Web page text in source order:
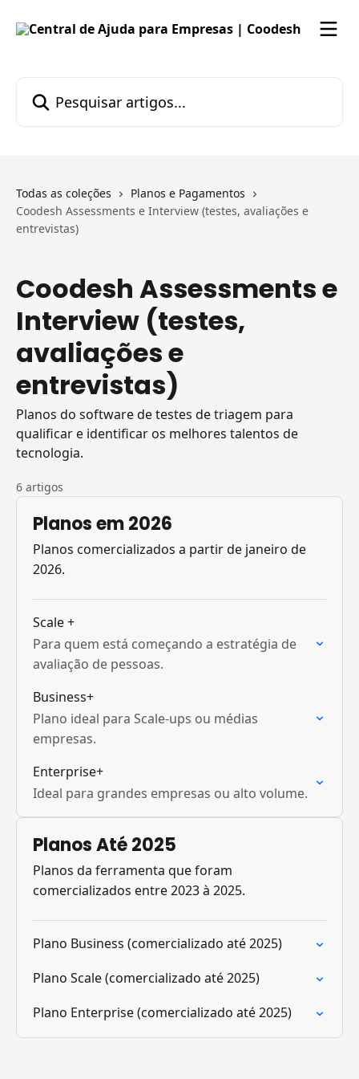
Todas as coleções
Planos e Pagamentos
Coodesh Assessments e Interview (testes, avaliações e
entrevistas)
Coodesh Assessments e
Interview (testes,
avaliações e
entrevistas)
Planos do software de testes de triagem para
qualificar e identificar os melhores talentos de
tecnologia.
6 artigos
Planos em 2026
Planos comercializados a partir de janeiro de
2026.
Scale +
Para quem está começando a estratégia de
avaliação de pessoas.
Business+
Plano ideal para Scale-ups ou médias
empresas.‍
Enterprise+
Ideal para grandes empresas ou alto volume.
Planos Até 2025
Planos da ferramenta que foram
comercializados entre 2023 à 2025.
Plano Business (comercializado até 2025)
Plano Scale (comercializado até 2025)
Plano Enterprise (comercializado até 2025)